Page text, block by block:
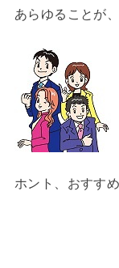
あらゆることが
ホント、おすすめ